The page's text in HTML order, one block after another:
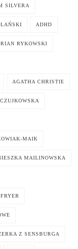
SILVERA
ADHD
RYKOWSKI
AGATHA CHRISTIE
MAIK
MAILINOWSKA
Z SENSBURGA